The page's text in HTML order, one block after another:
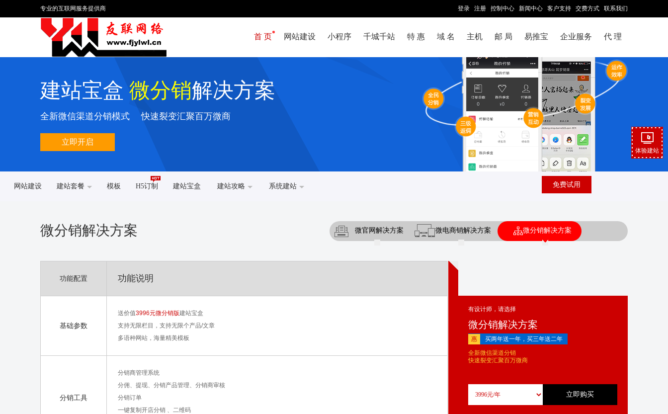
专业的互联网服务提供商 登录 注册 控制中心 新闻中心 客户支持 交费方式 联系我们
首 页 网站建设 小程序 千城千站 特 惠 域 名 主机 邮 局 易推宝 企业服务 代 理
建站宝盒 微分销解决方案
全新微信渠道分销模式 快速裂变汇聚百万微商
立即开启
网站建设 建站套餐 模板 H5订制 建站宝盒 建站攻略 系统建站 免费试用
微分销解决方案 微官网解决方案 微电商销解决方案 微分销解决方案
功能配置 功能说明
基础参数
送价值3996元微分销版建站宝盒
支持无限栏目，支持无限个产品/文章
多语种网站，海量精美模板
分销工具
分销商管理系统
分佣、提现、分销产品管理、分销商审核
分销订单
一键复制开店分销 、二维码
有设计师，请选择
微分销解决方案
惠
买两年送一年，买三年送二年
全新微信渠道分销
快速裂变汇聚百万微商
体验建站